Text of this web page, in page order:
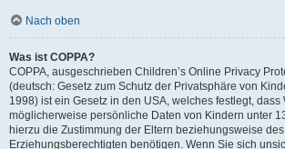
Nach oben
Was ist COPPA?
COPPA, ausgeschrieben Children’s Online Privacy
(deutsch: Gesetz zum Schutz der Privatsphäre von
1998) ist ein Gesetz in den USA, welches festlegt, dass
möglicherweise persönliche Daten von Kindern unter
hierzu die Zustimmung der Eltern beziehungsweise
Erziehungsberechtigten benötigen. Wenn Sie sich